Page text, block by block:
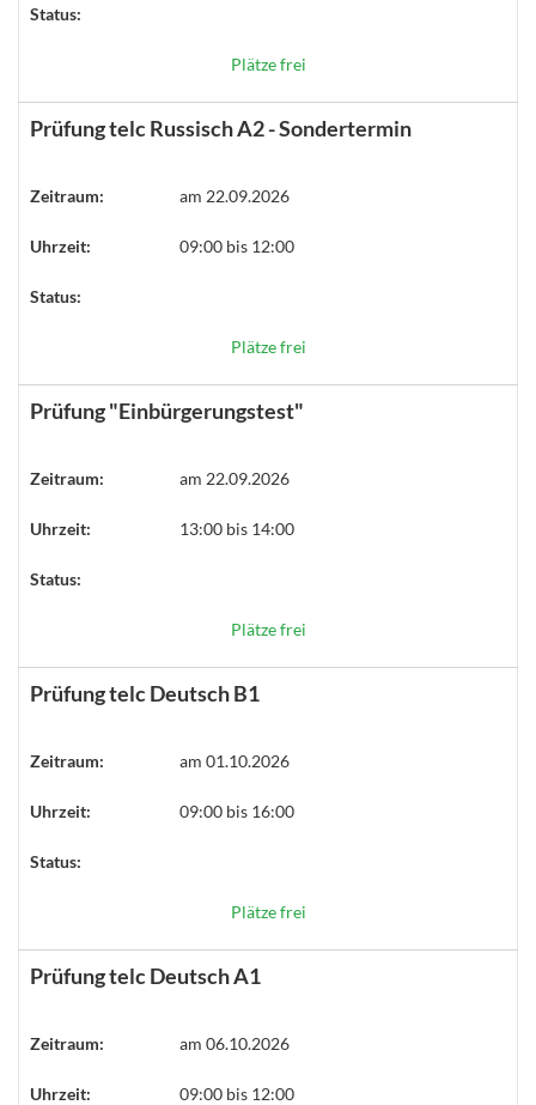
Status:
Plätze frei
Prüfung telc Russisch A2 - Sondertermin
Zeitraum: am 22.09.2026
Uhrzeit: 09:00 bis 12:00
Status:
Plätze frei
Prüfung "Einbürgerungstest"
Zeitraum: am 22.09.2026
Uhrzeit: 13:00 bis 14:00
Status:
Plätze frei
Prüfung telc Deutsch B1
Zeitraum: am 01.10.2026
Uhrzeit: 09:00 bis 16:00
Status:
Plätze frei
Prüfung telc Deutsch A1
Zeitraum: am 06.10.2026
Uhrzeit: 09:00 bis 12:00